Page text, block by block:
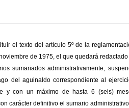
el texto del artículo 5º de la
de 1975, el que quedará
sumariados administrativamente,
del aguinaldo correspondiente al
y con un máximo de hasta 6 (seis)
carácter definitivo el sumario